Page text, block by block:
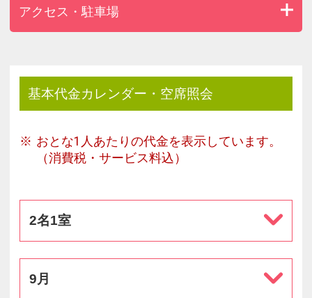
アクセス・駐車場
基本代金カレンダー・空席照会
おとな1人あたりの代金を表示しています。
（消費税・サービス料込）
2名1室
9月